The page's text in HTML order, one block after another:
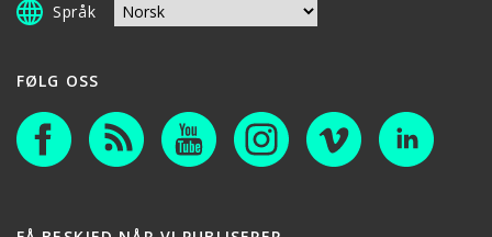
Språk
FØLG OSS